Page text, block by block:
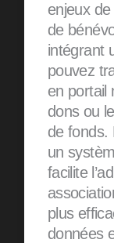
enjeux
de
intégrant
pouvez
en portail
dons ou
de fonds.
un
facilite
plus
données